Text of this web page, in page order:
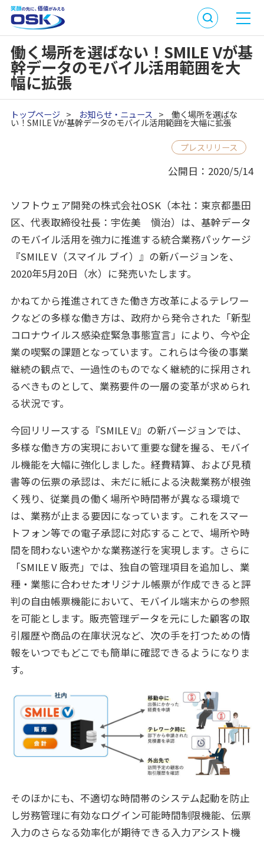
働く場所を選ばない！SMILE Vが基
幹データのモバイル活用範囲を大
幅に拡張
トップページ > お知らせ・ニュース > 働く場所を選ばな
い！SMILE Vが基幹データのモバイル活用範囲を大幅に拡張
プレスリリース
公開日：2020/5/14
ソフトウェア開発の株式会社OSK（本社：東京都墨田
区、代表取締役社長：宇佐美 愼治）は、基幹データ
のモバイル活用を強力に推進する統合業務パッケージ
『SMILE V（スマイル ブイ）』の新バージョンを、
2020年5月20日（水）に発売いたします。
かねてから推進されてきた働き方改革によるテレワー
クなどの多様な働き方は、政府から発令された「新型
コロナウイルス感染症緊急事態宣言」により、今や企
業の喫緊の課題となっています。これらは今後の事業
継続の観点で、一過性のものでなく継続的に採用され
るべきものとして、業務要件の一層の変革が求められ
る状況です。
今回リリースする『SMILE V』の新バージョンでは、
多様な働き方の実現において重要な鍵を握る、モバイ
ル機能を大幅に強化しました。経費精算、および見積
書等の伝票の承認は、未だに紙による決裁業務が根強
く残り、従業員の働く場所や時間帯が異なる環境で
は、業務が止まる要因になっています。これをスマー
トフォン等での電子承認に対応することで、場所や時
間を問わない速やかな業務遂行を実現します。さらに
「SMILE V 販売」では、独自の管理項目を追加し、業
種・業態に合わせたオリジナル帳票が作成できると評
判の自由帳票機能において、モバイル端末からの参照
を可能とします。販売管理データを元にした顧客の取
引履歴や商品の在庫状況など、次の手を打つための情
報をいつでもどこでも簡単に確認できるようになりま
す。
そのほかにも、不適切な時間帯のシステム起動を防止
し労務管理に有効なログイン可能時間制限機能、伝票
入力のさらなる効率化が期待できる入力アシスト機